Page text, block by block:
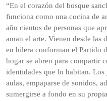
“En el corazón del bosque
funciona como una cocina de
año cientos de personas que
aman el arte. Vienen desde las
en hilera conforman el Partido
hogar se abren para compartir
identidades que lo habitan.
aulas, empaparse de sonidos,
sumergirse a fondo en su